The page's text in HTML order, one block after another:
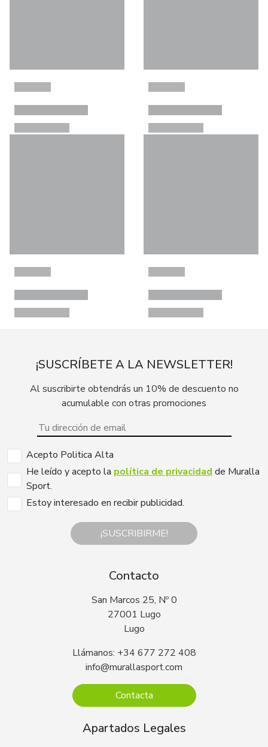
¡SUSCRÍBETE A LA NEWSLETTER!
Al suscribirte obtendrás un 10% de descuento no
acumulable con otras promociones
Acepto Politica Alta
He leído y acepto la política de privacidad de Muralla
Sport.
Estoy interesado en recibir publicidad.
¡SUSCRIBIRME!
Contacto
San Marcos 25, Nº 0
27001 Lugo
Lugo
Llámanos: +34 677 272 408
info@murallasport.com
Contacta
Apartados Legales